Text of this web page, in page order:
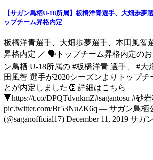
【サガン鳥栖U-18所属】板橋洋青選手、大畑歩夢
ップチーム昇格内定
板橋洋青選手、大畑歩夢選手、本田風智
昇格内定 ／ 🗣トップチーム昇格内定の
ン鳥栖 U-18所属の #板橋洋青 選手、 #大
田風智 選手が2020シーズンよりトップチ
とが内定しました👏 詳細はこちら
🔻https://t.co/DPQTdvnkmZ#sagantosu #砂
pic.twitter.com/Br53NuZK6q — サガン鳥栖
(@saganofficial17) December 11, 2019 サガ